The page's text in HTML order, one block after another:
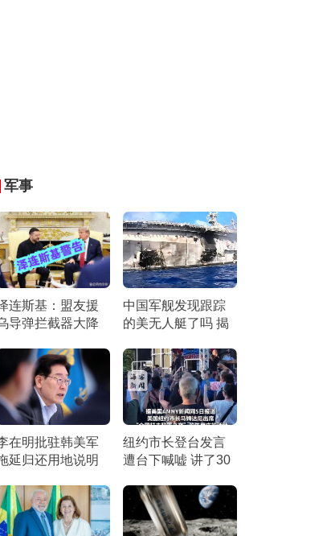
军事
连斯基：盟友援
导弹拦截器大降
中国军舰发现跟踪
的美无人艇了吗 揭
与技术逻辑
在明批驻韩美军
延归还用地说明
是借口”
纽约市长登台发言
遭台下喊嘘 讲了30
倒竖拇指